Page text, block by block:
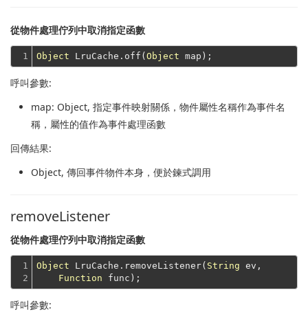
從物件處理佇列中取消指定函數
1 Object LruCache.off( Object
呼叫參數:
map: Object, 指定事件映射關係，物件屬性名稱作為事件名
稱，屬性的值作為事件處理函數
回傳結果:
Object, 傳回事件物件本身，便於鍊式調用
removeListener
從物件處理佇列中取消指定函數
1
2
Object LruCache.removeListener( String ev,
Function
呼叫參數: